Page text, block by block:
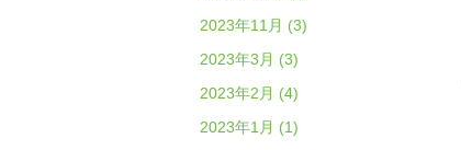
2023年11月 (3)
2023年3月 (3)
2023年2月 (4)
2023年1月 (1)